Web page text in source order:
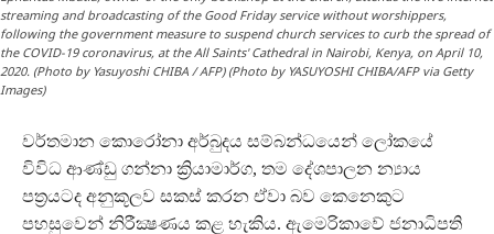
streaming and broadcasting of the Good Friday service without worshippers,
following the government measure to suspend church services to curb the spread of
the COVID-19 coronavirus, at the All Saints' Cathedral in Nairobi, Kenya, on April 10,
2020. (Photo by Yasuyoshi CHIBA / AFP) (Photo by YASUYOSHI CHIBA/AFP via Getty
Images)
වර්තමාන කොරෝනා අර්බුදය සම්බන්ධයෙන් ලෝකයේ
විවිධ ආණ්ඩු ගන්නා ක්‍රියාමාර්ග, තම දේශපාලන න්‍යාය
පත්‍රයටද අනුකූලව සකස් කරන ඒවා බව කෙනෙකුට
පහසුවෙන් නිරීක්‍ෂණය කළ හැකිය. ඇමෙරිකාවේ ජනාධිපති